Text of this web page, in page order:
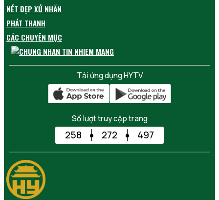
NÉT ĐẸP XỨ NHÃN
PHÁT THANH
CÁC CHUYÊN MỤC
Tải ứng dụng HYTV
Số lượt truy cập trang
258 272 497